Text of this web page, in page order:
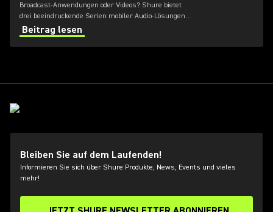
Broadcast-Anwendungen oder Videos? Shure bietet
drei beeindruckende Serien mobiler Audio-Lösungen
für Produktionen jeder Größe. Schauen wir uns die
mobilen Drahtlossysteme MoveMic, SLX-D und Axient®
Digital einmal genauer an.
Beitrag lesen
Bleiben Sie auf dem Laufenden!
Informieren Sie sich über Shure Produkte, News, Events und vieles
mehr!